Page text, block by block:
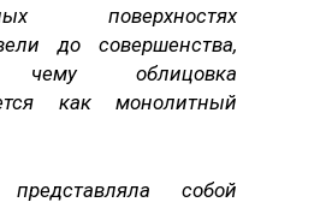
поверхностях
до совершенства,
чему облицовка
как монолитный
представляла собой